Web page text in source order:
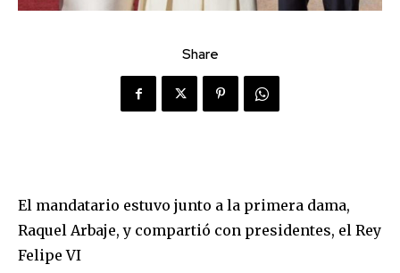
Share
El mandatario estuvo junto a la primera dama,
Raquel Arbaje, y compartió con presidentes, el Rey
Felipe VI